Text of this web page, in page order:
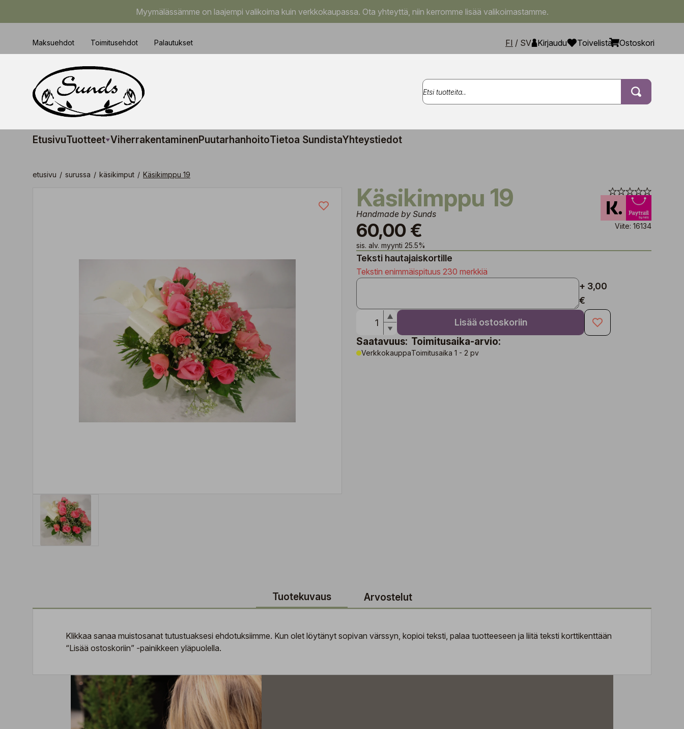
Myymälässämme on laajempi valikoima kuin verkkokaupassa. Ota yhteyttä, niin kerromme lisää valikoimastamme.
Maksuehdot Toimitusehdot Palautukset FI / SV Kirjaudu Toivelista Ostoskori
EtusivuTuotteet ViherrakentaminenPuutarhanhoitoTietoa SundistaYhteystiedot
etusivu / surussa / käsikimput / Käsikimppu 19
Käsikimppu 19
Handmade by Sunds
60,00 €
sis. alv. myynti 25.5%
Viite: 16134
Teksti hautajaiskortille
Tekstin enimmäispituus 230 merkkiä
+ 3,00
€
Lisää ostoskoriin
Saatavuus:
Verkkokauppa
Toimitusaika-arvio:
Toimitusaika 1 - 2 pv
Tuotekuvaus Arvostelut
Klikkaa sanaa muistosanat tutustuaksesi ehdotuksiimme. Kun olet löytänyt sopivan värssyn, kopioi teksti, palaa tuotteeseen ja liitä teksti korttikenttään
“Lisää ostoskoriin” -painikkeen yläpuolella.